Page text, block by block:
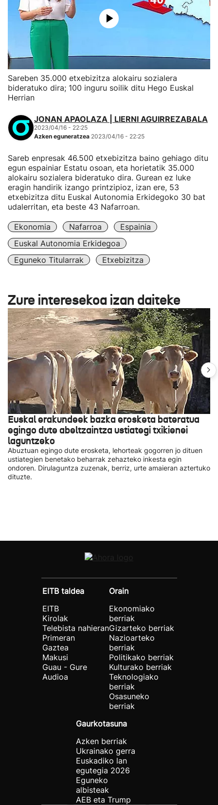
Sareben 35.000 etxebizitza alokairu sozialera
bideratuko dira; 100 inguru soilik ditu Hego Euskal
Herrian
JONAN APAOLAZA | LIERNI AGUIRREZABALA
2023/04/16 - 22:25
Azken eguneratzea 2023/04/16 - 22:25
Sareb enpresak 46.500 etxebizitza baino gehiago ditu
egun espainiar Estatu osoan, eta horietatik 35.000
alokairu sozialera bideratuko dira. Gurean ez luke
eragin handirik izango printzipioz, izan ere, 53
etxebizitza ditu Euskal Autonomia Erkidegoko 30 bat
udalerritan, eta beste 43 Nafarroan.
Ekonomia Nafarroa
Espainia
Euskal Autonomia Erkidegoa
Eguneko Titularrak
Etxebizitza
Zure interesekoa izan daiteke
Euskal erakundeek bazka erosketa bateratua
egingo dute abeltzaintza ustiategi txikienei
laguntzeko
Abuztuan egingo dute erosketa, lehorteak gogorren jo dituen
ustiategien benetako beharrak zehazteko inkesta egin
ondoren. Dirulaguntza zuzenak, berriz, urte amaieran aztertuko
dituzte.
EITB taldea
EITB
Kirolak
Telebista nahieran
Primeran
Gaztea
Makusi
Guau - Gure
Audioa
Orain
Ekonomiako
berriak
Gizarteko berriak
Nazioarteko
berriak
Politikako berriak
Kulturako berriak
Teknologiako
berriak
Osasuneko
berriak
Gaurkotasuna
Azken berriak
Ukrainako gerra
Euskadiko lan
egutegia 2026
Eguneko
albisteak
AEB eta Trump